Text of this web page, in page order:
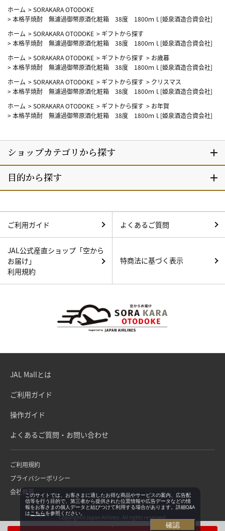
ホーム >SORAKARA OTODOKE
>本格芋焼酎 無濾過御幣原酒化粧箱 38度 1800ｍｌ[姫泉酒造合資会社]
ホーム >SORAKARA OTODOKE > ギフトから探す
>本格芋焼酎 無濾過御幣原酒化粧箱 38度 1800ｍｌ[姫泉酒造合資会社]
ホーム >SORAKARA OTODOKE > ギフトから探す > お歳暮
>本格芋焼酎 無濾過御幣原酒化粧箱 38度 1800ｍｌ[姫泉酒造合資会社]
ホーム >SORAKARA OTODOKE > ギフトから探す > クリスマス
>本格芋焼酎 無濾過御幣原酒化粧箱 38度 1800ｍｌ[姫泉酒造合資会社]
ホーム >SORAKARA OTODOKE > ギフトから探す > お年賀
>本格芋焼酎 無濾過御幣原酒化粧箱 38度 1800ｍｌ[姫泉酒造合資会社]
ご利用ガイド よくあるご質問
JAL公式産直ショップ「空から
お届け」
利用規約
特商法に基づく表示
JAL Mallとは
ご利用ガイド
操作ガイド
よくあるご質問・お問い合わせ
ご利用規約
プライバシーポリシー
会社概要
Copyright©Japan Airlines. All rights reserved.
このサイトでは、お客さまに適したお得な商品やサービスの案内、広告配
信等を行う目的で、第三者から提供された位置情報や広告データなどの情
報をお客さまの個人データと結びつけて利用する場合があります。詳細Q&A
は こちらを参照ください。
確認